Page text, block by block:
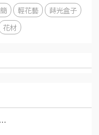
輕花藝
蒔光盒子
花材